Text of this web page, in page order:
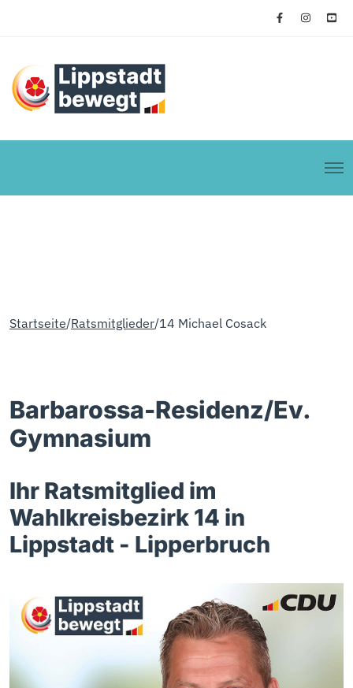
Startseite Ratsmitglieder 14 Michael Cosack
Barbarossa-Residenz/Ev.
Gymnasium
Ihr Ratsmitglied im
Wahlkreisbezirk 14 in
Lippstadt - Lipperbruch